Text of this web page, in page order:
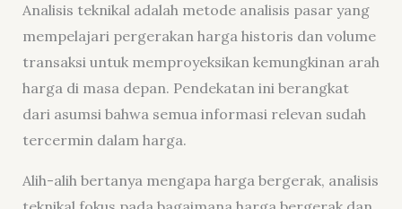
Analisis teknikal adalah metode analisis pasar yang
mempelajari pergerakan harga historis dan volume
transaksi untuk memproyeksikan kemungkinan arah
harga di masa depan. Pendekatan ini berangkat
dari asumsi bahwa semua informasi relevan sudah
tercermin dalam harga.
Alih-alih bertanya mengapa harga bergerak, analisis